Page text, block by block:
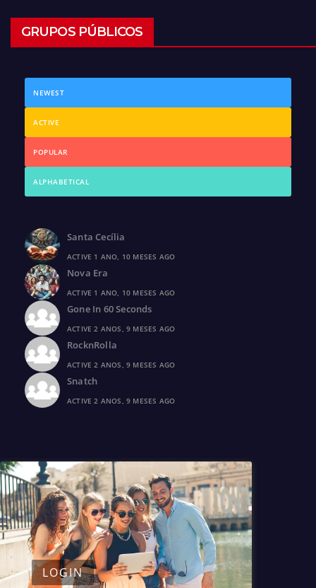
GRUPOS PÚBLICOS
NEWEST
ACTIVE
POPULAR
ALPHABETICAL
Santa Cecília
ACTIVE 1 ANO, 10 MESES AGO
Nova Era
ACTIVE 1 ANO, 10 MESES AGO
Gone In 60 Seconds
ACTIVE 2 ANOS, 9 MESES AGO
RocknRolla
ACTIVE 2 ANOS, 9 MESES AGO
Snatch
ACTIVE 2 ANOS, 9 MESES AGO
LOGIN